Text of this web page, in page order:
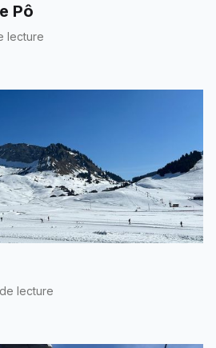
Pô
lecture
lecture